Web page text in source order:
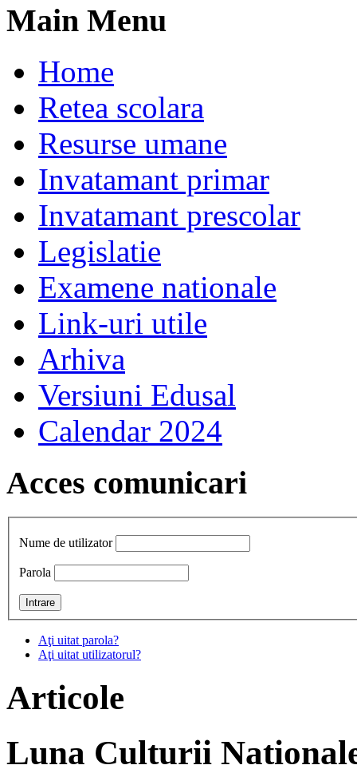
Main Menu
Home
Retea scolara
Resurse umane
Invatamant primar
Invatamant prescolar
Legislatie
Examene nationale
Link-uri utile
Arhiva
Versiuni Edusal
Calendar 2024
Acces comunicari
Nume de utilizator
Parola
Aţi uitat parola?
Aţi uitat utilizatorul?
Articole
Luna Culturii